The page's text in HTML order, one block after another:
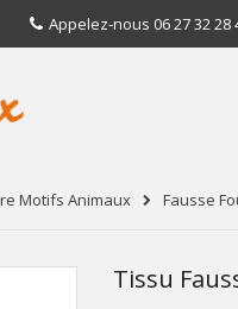
Appelez-nous 06 27 32 28
Motifs Animaux Fausse
Tissu